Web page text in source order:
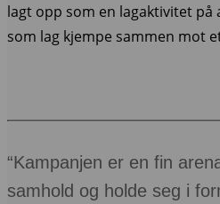
lagt opp som en lagaktivitet på
som lag kjempe sammen mot
“Kampanjen er en fin
samhold og holde seg i